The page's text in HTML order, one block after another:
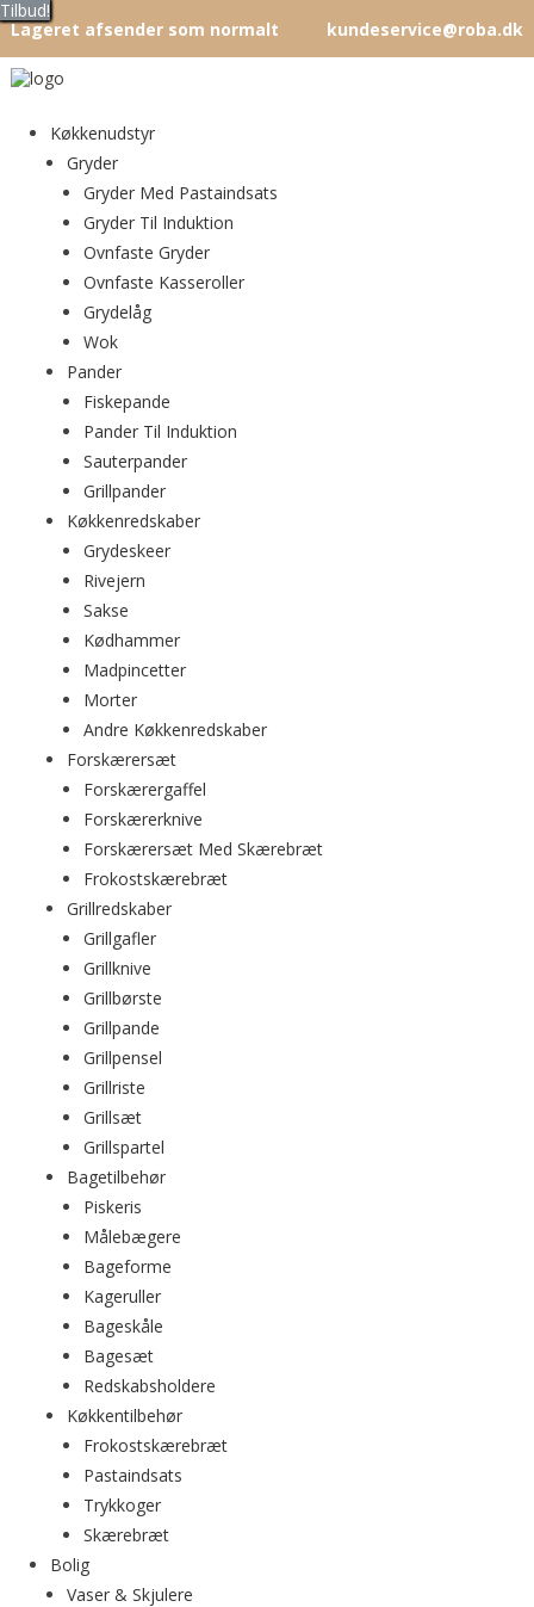
Lageret afsender som normalt kundeservice@roba.dk
Køkkenudstyr
Gryder
Gryder Med Pastaindsats
Gryder Til Induktion
Ovnfaste Gryder
Ovnfaste Kasseroller
Grydelåg
Wok
Pander
Fiskepande
Pander Til Induktion
Sauterpander
Grillpander
Køkkenredskaber
Grydeskeer
Rivejern
Sakse
Kødhammer
Madpincetter
Morter
Andre Køkkenredskaber
Forskærersæt
Forskærergaffel
Forskærerknive
Forskærersæt Med Skærebræt
Frokostskærebræt
Grillredskaber
Grillgafler
Grillknive
Grillbørste
Grillpande
Grillpensel
Grillriste
Grillsæt
Grillspartel
Bagetilbehør
Piskeris
Målebægere
Bageforme
Kageruller
Bageskåle
Bagesæt
Redskabsholdere
Køkkentilbehør
Frokostskærebræt
Pastaindsats
Trykkoger
Skærebræt
Bolig
Vaser & Skjulere
Tilbud!
Tilbud!
Tilbud!
Tilbud!
Tilbud!
Tilbud!
Tilbud!
Tilbud!
Tilbud!
Tilbud!
Tilbud!
Tilbud!